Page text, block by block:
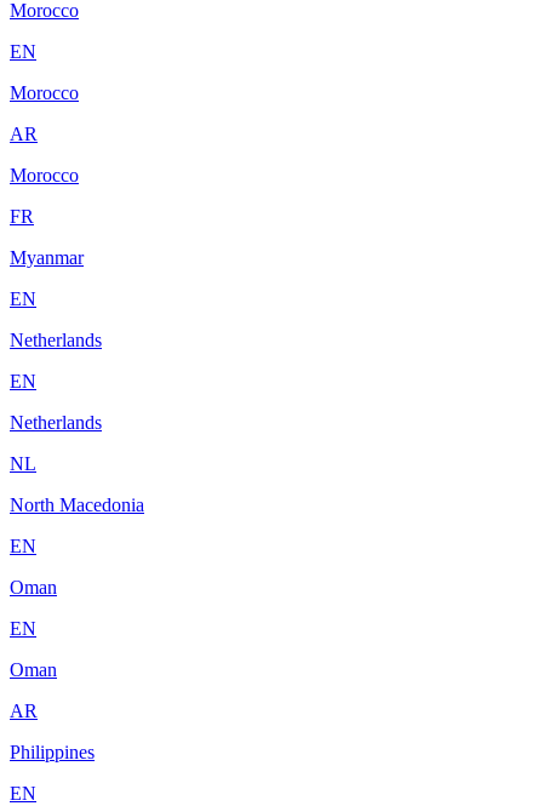
Morocco
EN
Morocco
AR
Morocco
FR
Myanmar
EN
Netherlands
EN
Netherlands
NL
North Macedonia
EN
Oman
EN
Oman
AR
Philippines
EN